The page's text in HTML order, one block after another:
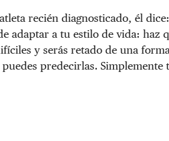
recién diagnosticado, él dice:
adaptar a tu estilo de vida: haz
y serás retado de una
predecirlas. Simplemente